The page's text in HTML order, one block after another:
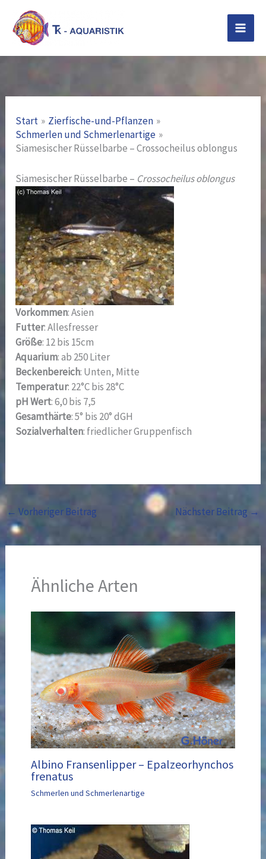
Inhalt
springen
Start
Zierfische-und-Pflanzen
Schmerlen und Schmerlenartige
Siamesischer Rüsselbarbe – Crossocheilus oblongus
Siamesischer Rüsselbarbe – Crossocheilus oblongus
Vorkommen: Asien
Futter: Allesfresser
Größe: 12 bis 15cm
Aquarium: ab 250 Liter
Beckenbereich: Unten, Mitte
Temperatur: 22°C bis 28°C
pH Wert: 6,0 bis 7,5
Gesamthärte: 5° bis 20° dGH
Sozialverhalten: friedlicher Gruppenfisch
← Vorheriger Beitrag Nächster Beitrag →
Ähnliche Arten
Albino Fransenlipper – Epalzeorhynchos
frenatus
Schmerlen und Schmerlenartige